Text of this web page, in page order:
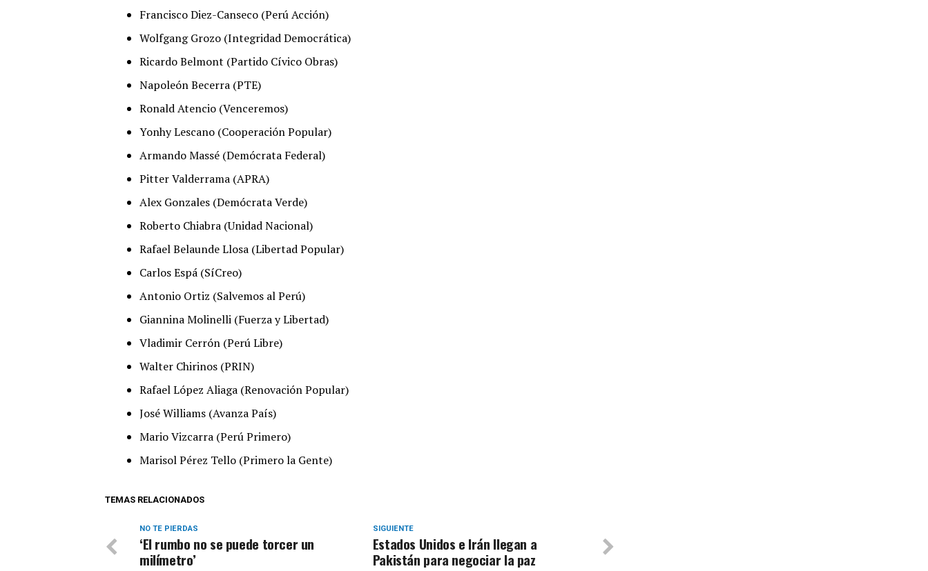
Francisco Diez-Canseco (Perú Acción)
Wolfgang Grozo (Integridad Democrática)
Ricardo Belmont (Partido Cívico Obras)
Napoleón Becerra (PTE)
Ronald Atencio (Venceremos)
Yonhy Lescano (Cooperación Popular)
Armando Massé (Demócrata Federal)
Pitter Valderrama (APRA)
Alex Gonzales (Demócrata Verde)
Roberto Chiabra (Unidad Nacional)
Rafael Belaunde Llosa (Libertad Popular)
Carlos Espá (SíCreo)
Antonio Ortiz (Salvemos al Perú)
Giannina Molinelli (Fuerza y Libertad)
Vladimir Cerrón (Perú Libre)
Walter Chirinos (PRIN)
Rafael López Aliaga (Renovación Popular)
José Williams (Avanza País)
Mario Vizcarra (Perú Primero)
Marisol Pérez Tello (Primero la Gente)
TEMAS RELACIONADOS
SIGUIENTE
Estados Unidos e Irán llegan a
Pakistán para negociar la paz
NO TE PIERDAS
‘El rumbo no se puede torcer un
milímetro’